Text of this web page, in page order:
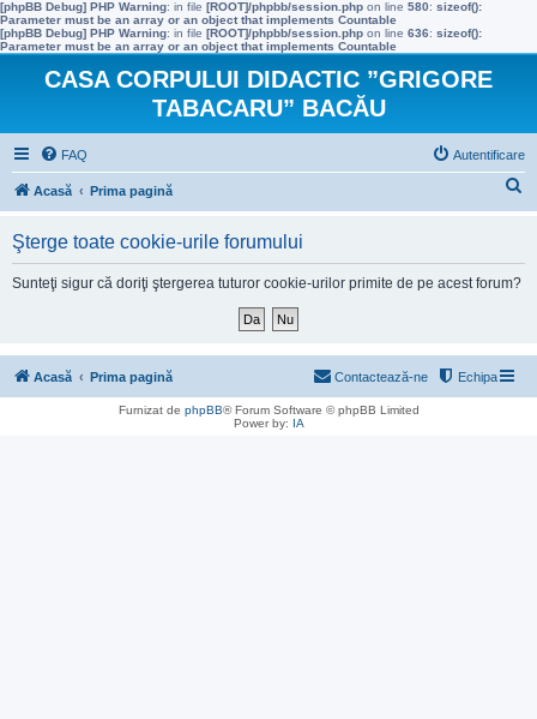
[phpBB Debug] PHP Warning: in file [ROOT]/phpbb/session.php on line 580: sizeof():
Parameter must be an array or an object that implements Countable
[phpBB Debug] PHP Warning: in file [ROOT]/phpbb/session.php on line 636: sizeof():
Parameter must be an array or an object that implements Countable
CASA CORPULUI DIDACTIC ”GRIGORE
TABACARU” BACĂU
FAQ Autentificare
Acasă Prima pagină
Şterge toate cookie-urile forumului
Sunteţi sigur că doriţi ştergerea tuturor cookie-urilor primite de pe acest forum?
Acasă Prima pagină Echipa
Contactează-ne
Furnizat de phpBB® Forum Software © phpBB Limited
Power by: IA